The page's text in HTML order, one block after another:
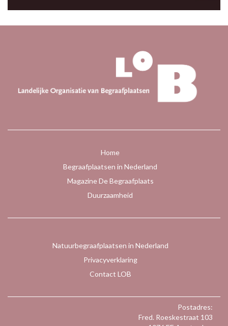
Home
Begraafplaatsen in Nederland
Magazine De Begraafplaats
Duurzaamheid
Natuurbegraafplaatsen in Nederland
Privacyverklaring
Contact LOB
Postadres:
Fred. Roeskestraat 103